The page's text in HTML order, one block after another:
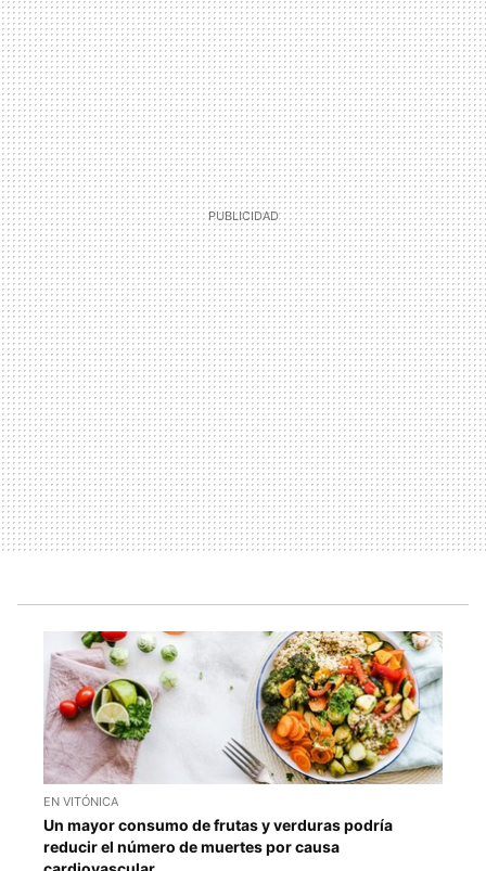
EN VITÓNICA
Un mayor consumo de frutas y verduras podría
reducir el número de muertes por causa